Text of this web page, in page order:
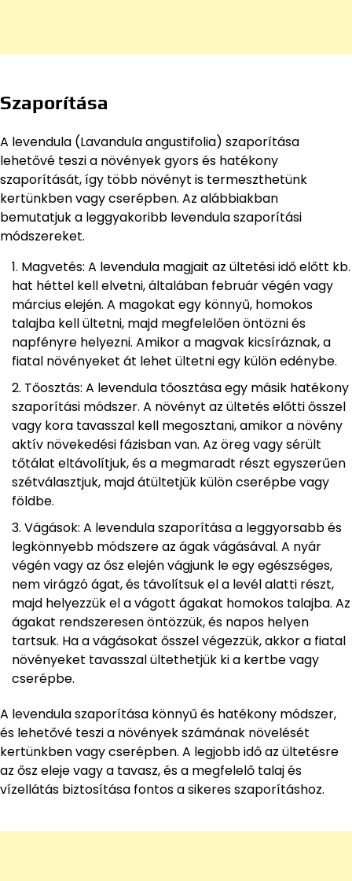
Szaporítása
A levendula (Lavandula angustifolia) szaporítása
lehetővé teszi a növények gyors és hatékony
szaporítását, így több növényt is termeszthetünk
kertünkben vagy cserépben. Az alábbiakban
bemutatjuk a leggyakoribb levendula szaporítási
módszereket.
Magvetés: A levendula magjait az ültetési idő előtt kb.
hat héttel kell elvetni, általában február végén vagy
március elején. A magokat egy könnyű, homokos
talajba kell ültetni, majd megfelelően öntözni és
napfényre helyezni. Amikor a magvak kicsíráznak, a
fiatal növényeket át lehet ültetni egy külön edénybe.
Tőosztás: A levendula tőosztása egy másik hatékony
szaporítási módszer. A növényt az ültetés előtti ősszel
vagy kora tavasszal kell megosztani, amikor a növény
aktív növekedési fázisban van. Az öreg vagy sérült
tőtálat eltávolítjuk, és a megmaradt részt egyszerűen
szétválasztjuk, majd átültetjük külön cserépbe vagy
földbe.
Vágások: A levendula szaporítása a leggyorsabb és
legkönnyebb módszere az ágak vágásával. A nyár
végén vagy az ősz elején vágjunk le egy egészséges,
nem virágzó ágat, és távolítsuk el a levél alatti részt,
majd helyezzük el a vágott ágakat homokos talajba. Az
ágakat rendszeresen öntözzük, és napos helyen
tartsuk. Ha a vágásokat ősszel végezzük, akkor a fiatal
növényeket tavasszal ültethetjük ki a kertbe vagy
cserépbe.
A levendula szaporítása könnyű és hatékony módszer,
és lehetővé teszi a növények számának növelését
kertünkben vagy cserépben. A legjobb idő az ültetésre
az ősz eleje vagy a tavasz, és a megfelelő talaj és
vízellátás biztosítása fontos a sikeres szaporításhoz.